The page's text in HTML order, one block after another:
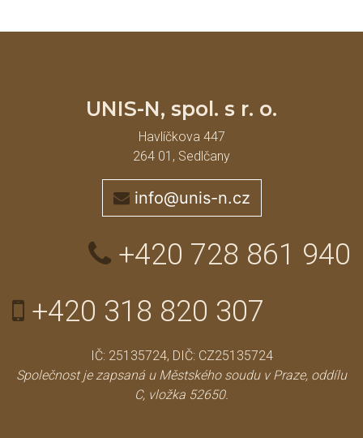
UNIS-N, spol. s r. o.
Havlíčkova 447
264 01, Sedlčany
info@unis-n.cz
+420 728 861 940
+420 318 820 307
IČ: 25135724, DIČ: CZ25135724
Společnost je zapsaná u Městského soudu v Praze, oddílu
C, vložka 52650.